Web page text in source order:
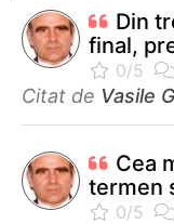
Din
final,
Citat de Vasile
Cea
termen